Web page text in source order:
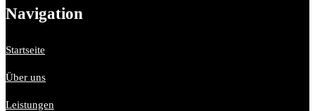
Navigation
Startseite
Über uns
Leistungen